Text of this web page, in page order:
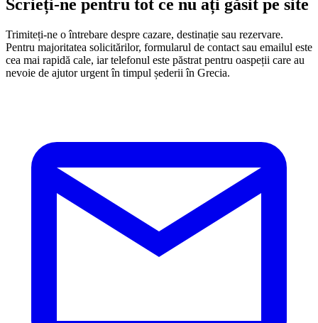
Scrieți-ne pentru tot ce nu ați găsit pe site
Trimiteți-ne o întrebare despre cazare, destinație sau rezervare.
Pentru majoritatea solicitărilor, formularul de contact sau emailul este
cea mai rapidă cale, iar telefonul este păstrat pentru oaspeții care au
nevoie de ajutor urgent în timpul șederii în Grecia.